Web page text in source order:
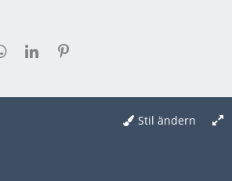
Stil ändern